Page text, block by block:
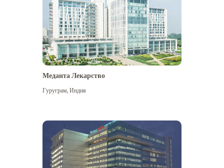
Меданта Лекарство
Гуруграм,Индия